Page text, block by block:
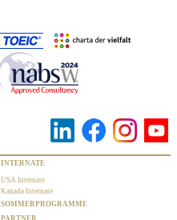
INTERNATE
USA Internate
Kanada Internate
SOMMERPROGRAMME